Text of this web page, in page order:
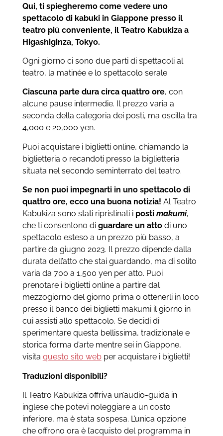
Qui, ti spiegheremo come vedere uno
spettacolo di kabuki in Giappone presso il
teatro più conveniente, il Teatro Kabukiza a
Higashiginza, Tokyo.
Ogni giorno ci sono due parti di spettacoli al
teatro, la matinée e lo spettacolo serale.
Ciascuna parte dura circa quattro ore, con
alcune pause intermedie. Il prezzo varia a
seconda della categoria dei posti, ma oscilla tra
4,000 e 20,000 yen.
Puoi acquistare i biglietti online, chiamando la
biglietteria o recandoti presso la biglietteria
situata nel secondo seminterrato del teatro.
Se non puoi impegnarti in uno spettacolo di
quattro ore, ecco una buona notizia! Al Teatro
Kabukiza sono stati ripristinati i posti makumi,
che ti consentono diguardare un atto di uno
spettacolo esteso a un prezzo più basso, a
partire da giugno 2023. Il prezzo dipende dalla
durata dell’atto che stai guardando, ma di solito
varia da 700 a 1,500 yen per atto. Puoi
prenotare i biglietti online a partire dal
mezzogiorno del giorno prima o ottenerli in loco
presso il banco dei biglietti makumi il giorno in
cui assisti allo spettacolo. Se decidi di
sperimentare questa bellissima, tradizionale e
storica forma d’arte mentre sei in Giappone,
visita questo sito webper acquistare i biglietti!
Traduzioni disponibili?
Il Teatro Kabukiza offriva un’audio-guida in
inglese che potevi noleggiare a un costo
inferiore, ma è stata sospesa. L’unica opzione
che offrono ora è l’acquisto del programma in